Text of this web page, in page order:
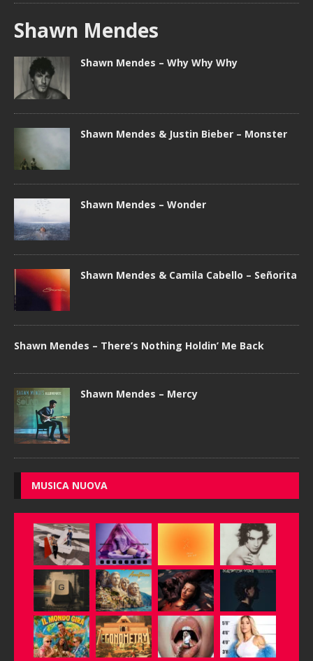
Shawn Mendes
Shawn Mendes – Why Why Why
Shawn Mendes & Justin Bieber – Monster
Shawn Mendes – Wonder
Shawn Mendes & Camila Cabello – Señorita
Shawn Mendes – There’s Nothing Holdin’ Me Back
Shawn Mendes – Mercy
MUSICA NUOVA